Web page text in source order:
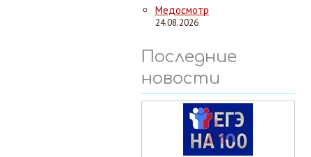
Медосмотр
24.08.2026
Последние
новости